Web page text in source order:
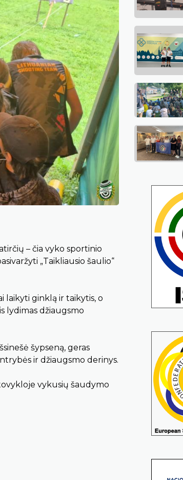
– čia vyko sportinio
„Taikliausio šaulio“
laikyti ginklą ir taikytis, o
lydimas džiaugsmo
šypseną, geras
ir džiaugsmo derinys.
vykusių šaudymo